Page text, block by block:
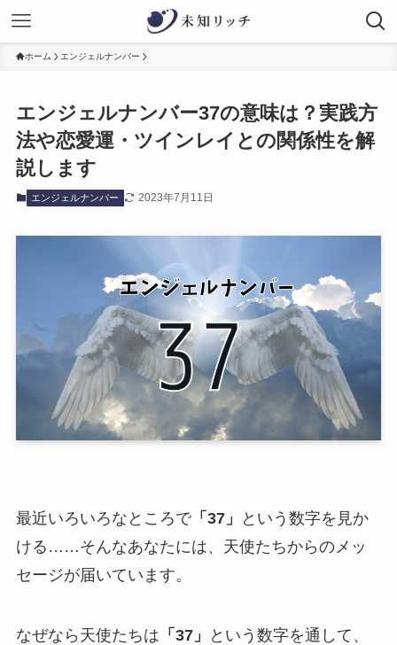
ホーム エンジェルナンバー
エンジェルナンバー37の意味は？実践方
法や恋愛運・ツインレイとの関係性を解
説します
エンジェルナンバー 2023年7月11日
最近いろいろなところで「37」
という数字を見か
ける……そんなあなたには、天使たちからのメッ
セージが届いています。
なぜなら天使たちは 「37」
という数字を通して、